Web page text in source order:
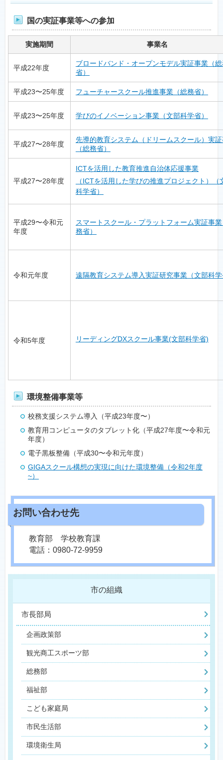
国の実証事業等への参加
実施期間 事業名
平成22年度
ブロードバンド・オープンモデル実証事業（
省）
平成23〜25年度 フューチャースクール推進事業（総務省）
平成23〜25年度 学びのイノベーション事業（文部科学省）
平成27〜28年度
先導的教育システム（ドリームスクール）実
（総務省）
平成27〜28年度
ICTを活用した教育推進自治体応援事業
（ICTを活用した学びの推進プロジェクト）（
科学省）
平成29〜令和元
年度
スマートスクール・プラットフォーム実証事
務省）
令和元年度 遠隔教育システム導入実証研究事業（文部科
令和5年度 リーディングDXスクール事業(文部科学省)
環境整備事業等
校務支援システム導入（平成23年度〜）
教育用コンピュータのタブレット化（平成27年度〜令和元
年度）
電子黒板整備（平成30〜令和元年度）
GIGAスクール構想の実現に向けた環境整備（令和2年度
~）
教育部 学校教育課
電話：0980-72-9959
市の組織
市長部局
企画政策部
観光商工スポーツ部
総務部
福祉部
こども家庭局
市民生活部
環境衛生局